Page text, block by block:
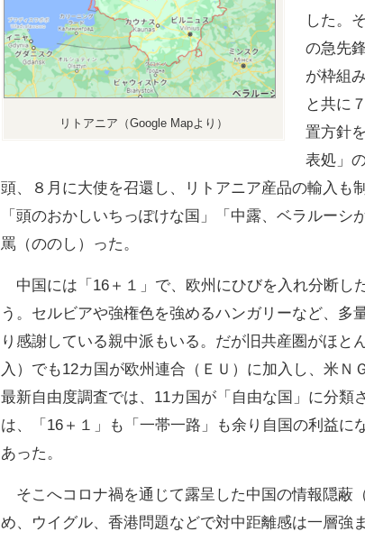
リトアニア（Google Mapより）
した。
の急先
が枠組
と共に
置方針
表処」
頭、８月に大使を召還し、リトアニア産品の輸入も
「頭のおかしいちっぽけな国」「中露、ベラルーシ
罵（ののし）った。
中国には「16＋１」で、欧州にひびを入れ分断し
う。セルビアや強権色を強めるハンガリーなど、多
り感謝している親中派もいる。だが旧共産圏がほと
入）でも12カ国が欧州連合（ＥＵ）に加入し、米Ｎ
最新自由度調査では、11カ国が「自由な国」に分類
は、「16＋１」も「一帯一路」も余り自国の利益に
あった。
そこへコロナ禍を通じて露呈した中国の情報隠蔽
め、ウイグル、香港問題などで対中距離感は一層強